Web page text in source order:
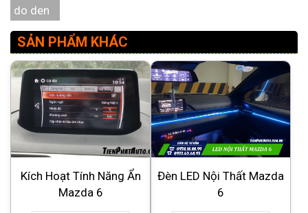
do den
SẢN PHẨM KHÁC
Kích Hoạt Tính Năng Ẩn
Mazda 6
Đèn LED Nội Thất Mazda
6